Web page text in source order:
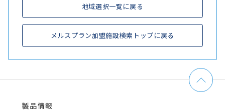
地域選択一覧に戻る
メルスプラン加盟施設検索トップに戻る
製品情報